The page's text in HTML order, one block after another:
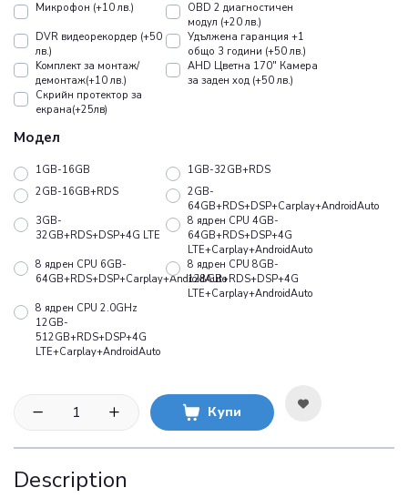
Микрофон (+10 лв.)
OBD 2 диагностичен
модул (+20 лв.)
DVR видеорекордер (+50
лв.)
Удължена гаранция +1
общо 3 години (+50 лв.)
Koмплект за монтаж/
демонтаж(+10 лв.)
AHD Цветна 170" Камера
за заден ход (+50 лв.)
Скрийн протектор за
екрана(+25лв)
Модел
1GB-16GB
1GB-32GB+RDS
2GB-16GB+RDS
2GB-
64GB+RDS+DSP+Carplay+AndroidAuto
3GB-
32GB+RDS+DSP+4G LTE
8 ядрен CPU 4GB-
64GB+RDS+DSP+4G
LTE+Carplay+AndroidAuto
8 ядрен CPU 6GB-
64GB+RDS+DSP+Carplay+AndroidAuto
8 ядрен CPU 8GB-
128GB+RDS+DSP+4G
LTE+Carplay+AndroidAuto
8 ядрен CPU 2.0GHz
12GB-
512GB+RDS+DSP+4G
LTE+Carplay+AndroidAuto
Купи
Description